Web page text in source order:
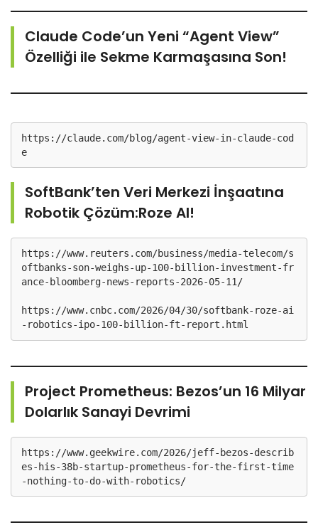
Claude Code’un Yeni “Agent View”
Özelliği ile Sekme Karmaşasına Son!
https://claude.com/blog/agent-view-in-claude-cod
e
SoftBank’ten Veri Merkezi İnşaatına
Robotik Çözüm:Roze AI!
https://www.reuters.com/business/media-telecom/s
oftbanks-son-weighs-up-100-billion-investment-fr
https://www.cnbc.com/2026/04/30/softbank-roze-ai
-robotics-ipo-100-billion-ft-report.html
Project Prometheus: Bezos’un 16 Milyar
Dolarlık Sanayi Devrimi
https://www.geekwire.com/2026/jeff-bezos-describ
es-his-38b-startup-prometheus-for-the-first-time
-nothing-to-do-with-robotics/